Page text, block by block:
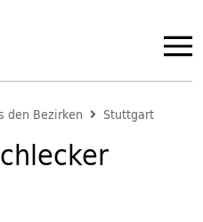
den Bezirken Stuttgart